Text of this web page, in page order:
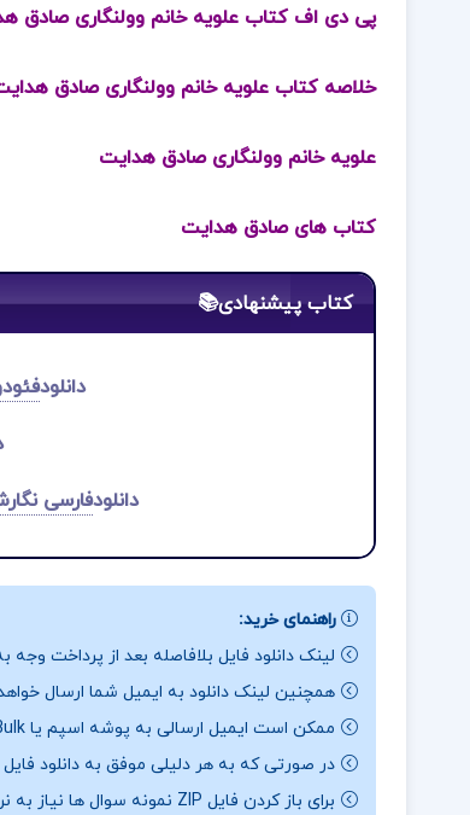
پی دی اف کتاب علویه خانم وولنگاری صادق
خلاصه کتاب علویه خانم وولنگاری صادق
علویه خانم وولنگاری صادق هدایت
کتاب های صادق هدایت
کتاب پیشنهادی📚
دانلود
دانلودفارسی نگارش ۳ پایه دوازدهم هنرستا.ن
راهنمای خرید:
لینک دانلود فایل بلافاصله بعد از پرداخت
همچنین لینک دانلود به ایمیل شما ارسال
ممکن است ایمیل ارسالی به پوشه اسپم یا Bulk ایمیل شما ارسال شده باشد.
در صورتی که به هر دلیلی موفق به دانلود
برای باز کردن فایل ZIP نمونه سوال ها نیاز به نرم افزار Winrar دارید.